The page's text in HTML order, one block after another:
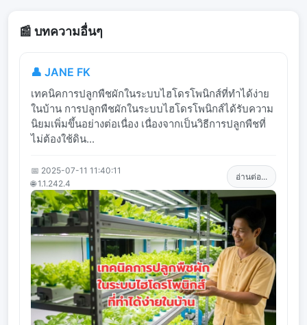
📰 บทความอื่นๆ
👤 JANE FK
เทคนิคการปลูกพืชผักในระบบไฮโดรโพนิกส์ที่ทำได้ง่าย
ในบ้าน การปลูกพืชผักในระบบไฮโดรโพนิกส์ได้รับความ
นิยมเพิ่มขึ้นอย่างต่อเนื่อง เนื่องจากเป็นวิธีการปลูกพืชที่
ไม่ต้องใช้ดิน...
📅 2025-07-11 11:40:11
🌐 1.1.242.4
อ่านต่อ...